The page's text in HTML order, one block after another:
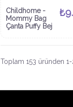
Childhome -
Mommy Bag
Çanta Puffy Bej
Toplam 153 üründen